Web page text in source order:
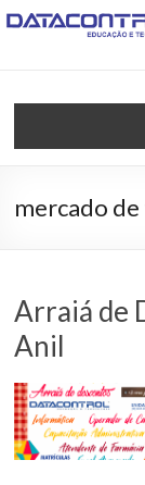
Unidade Anil
mercado
Arraiá de
Anil